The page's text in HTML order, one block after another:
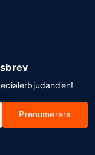
Prenumerera